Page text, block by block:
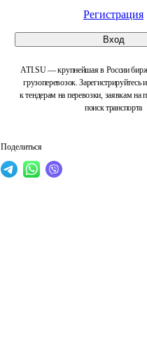
Регистрация
Вход
ATI.SU — крупнейшая в России
грузоперевозок. Зарегистрируйтесь
к тендерам на перевозки, заявкам на
поиск транспорта
Поделиться